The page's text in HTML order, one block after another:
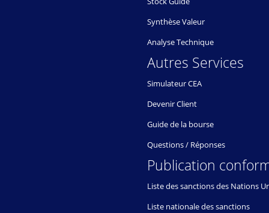
Synthèse Valeur
Analyse Technique
Autres Services
Simulateur CEA
Devenir Client
Guide de la bourse
Questions / Réponses
Publication
Liste des sanctions des Nations
Liste nationale des sanctions